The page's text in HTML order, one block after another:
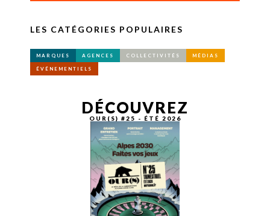
LES CATÉGORIES POPULAIRES
MARQUES AGENCES COLLECTIVITÉS MÉDIAS
ÉVÉNEMENTIELS
DÉCOUVREZ
OUR(S) #25 - ÉTÉ 2026